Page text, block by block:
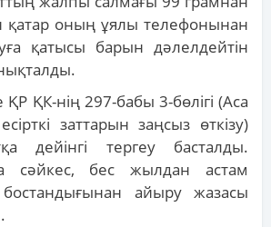
оның ұялы телефонынан
қатысы барын дәлелдейтін
ҚР ҚК-нің 297-бабы 3-бөлігі (Аса
заттарын заңсыз өткізу)
дейінгі тергеу басталды.
сәйкес, бес жылдан астам
айыру жазасы